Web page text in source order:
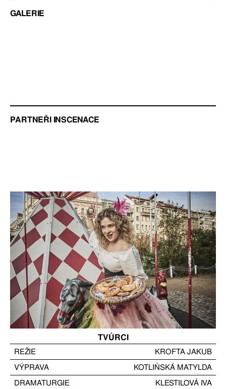
GALERIE
PARTNEŘI INSCENACE
TVŮRCI
REŽIE
KROFTA JAKUB
VÝPRAVA
KOTLIŃSKÁ MATYLDA
DRAMATURGIE
KLESTILOVÁ IVA